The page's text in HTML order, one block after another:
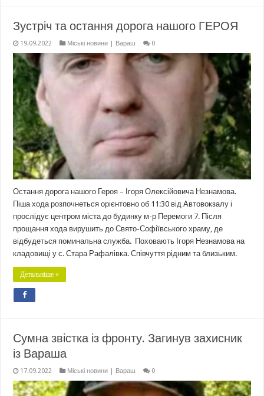
Зустріч та остання дорога нашого ГЕРОЯ
19.09.2022 Міські новини | Вараш 0
Остання дорога нашого Героя – Ігоря Олексійовича Незнамова.
Піша хода розпочнеться орієнтовно об 11:30 від Автовокзалу і
прослідує центром міста до будинку м-р Перемоги 7. Після
прощання хода вирушить до Свято-Софіївського храму, де
відбудеться поминальна служба. Поховають Ігоря Незнамова на
кладовищі у с. Стара Рафалівка. Співчуття рідним та близьким.
Детальніше »
Сумна звістка із фронту. Загинув захисник
із Вараша
17.09.2022 Міські новини | Вараш 0